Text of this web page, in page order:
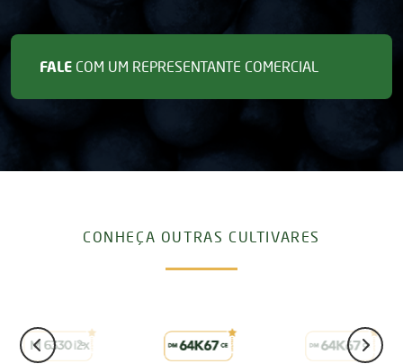
FALE COM UM REPRESENTANTE COMERCIAL
CONHEÇA OUTRAS CULTIVARES